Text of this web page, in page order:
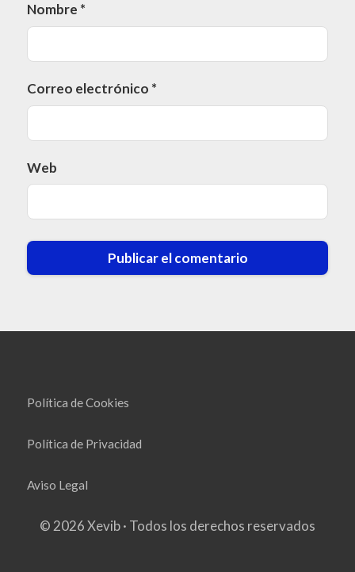
Nombre *
Correo electrónico *
Web
Política de Cookies
Política de Privacidad
Aviso Legal
© 2026 Xevib · Todos los derechos reservados